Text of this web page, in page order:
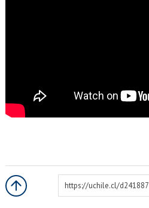
https://uchile.cl/d241887